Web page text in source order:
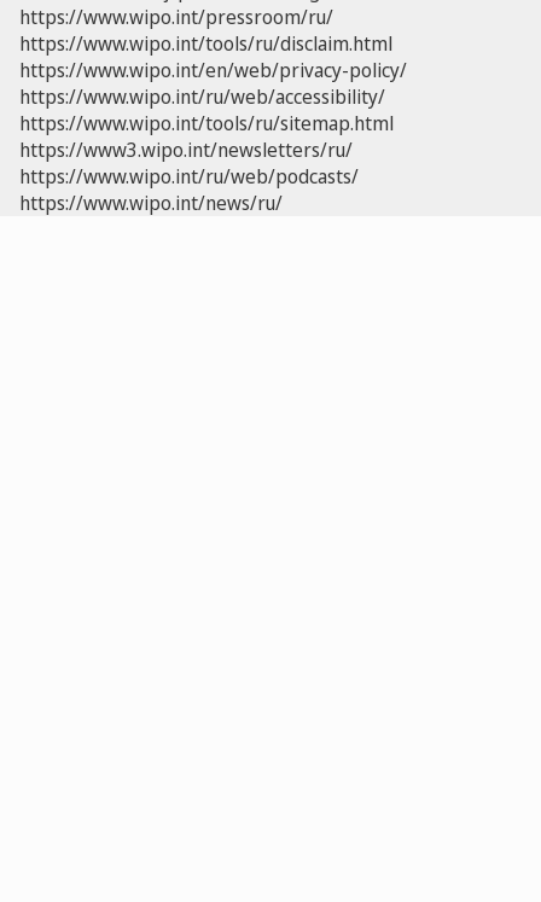
https://www.wipo.int/pressroom/ru/
https://www.wipo.int/tools/ru/disclaim.html
https://www.wipo.int/en/web/privacy-policy/
https://www.wipo.int/ru/web/accessibility/
https://www.wipo.int/tools/ru/sitemap.html
https://www3.wipo.int/newsletters/ru/
https://www.wipo.int/ru/web/podcasts/
https://www.wipo.int/news/ru/